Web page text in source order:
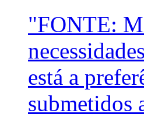
"FONTE:
está a
submetidos